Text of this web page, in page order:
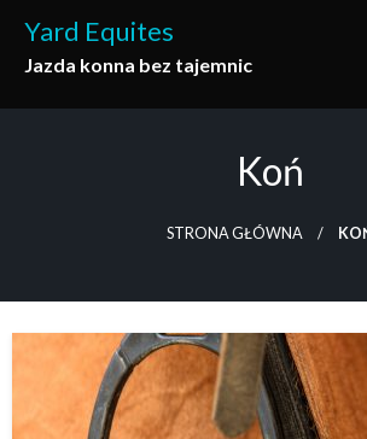
content
Yard Equites
Jazda konna bez tajemnic
Koń
STRONA GŁÓWNA